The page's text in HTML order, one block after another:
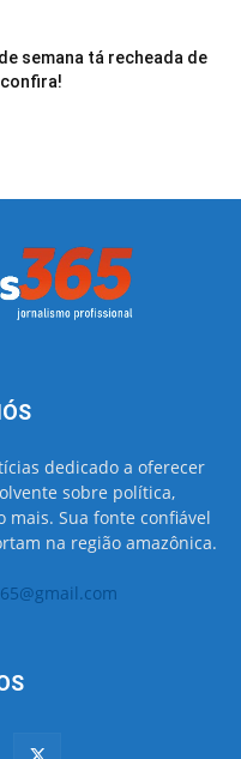
semana tá recheada de
dedicado a oferecer
sobre política,
Sua fonte confiável
na região amazônica.